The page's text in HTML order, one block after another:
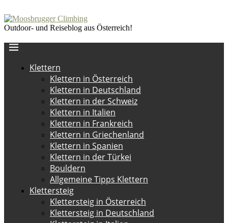
Outdoor- und Reiseblog aus Österreich!
Klettern
Klettern in Österreich
Klettern in Deutschland
Klettern in der Schweiz
Klettern in Italien
Klettern in Frankreich
Klettern in Griechenland
Klettern in Spanien
Klettern in der Türkei
Bouldern
Allgemeine Tipps Klettern
Klettersteig
Klettersteig in Österreich
Klettersteig in Deutschland